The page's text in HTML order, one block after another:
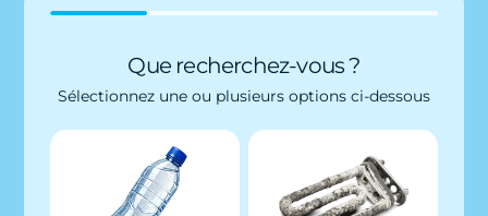
Que recherchez-vous ?
Sélectionnez une ou plusieurs options ci-dessous